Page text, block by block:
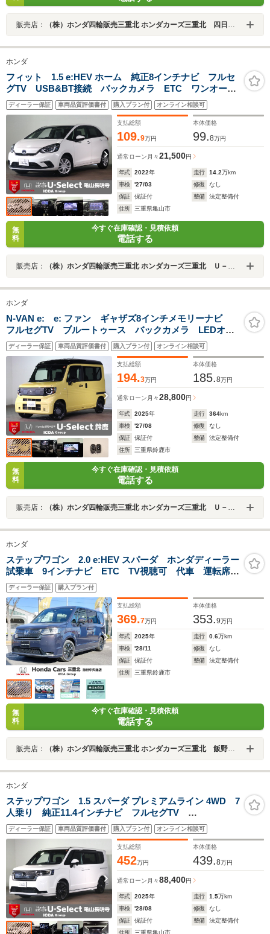
販売店： （株）ホンダ四輪販売三重北 ホンダカーズ三重北 四日市あかつき台店
ホンダ
フィット 1.5 e:HEV ホーム 純正8インチナビ フルセ
グTV USB&BT接続 バックカメラ ETC ワンオーナ
ー ホンダセンシング レーダークルーズC LEDオート
ライト インテリキー プッシュスタート ハーフレザ
ディーラー保証 車両品質評価書付 購入プラン付 オンライン相談可
支払総額
109.9万円
本体価格
99.8万円
通常ローン 月々21,500円
年式 2022年 走行 14.2万km
車検
'27/03 修復
なし
保証
保証付 整備
法定整備付
住所
三重県亀山市
無
料
今すぐ在庫確認・見積依頼
電話する
販売店： （株）ホンダ四輪販売三重北 ホンダカーズ三重北 Ｕ－Ｓｅｌｅｃｔ亀山長明寺
ホンダ
N-VAN e: e: ファン ギャザズ8インチメモリーナビ
フルセグTV ブルートゥース バックカメラ LEDオー
トライト オートハイビーム シートヒーター ホンダ
センシング 禁煙車 パーキングセンサー スマートキ
ディーラー保証 車両品質評価書付 購入プラン付 オンライン相談可
支払総額
194.3万円
本体価格
185.8万円
通常ローン 月々28,800円
年式 2025年 走行 364km
車検
'27/08 修復
なし
保証
保証付 整備
法定整備付
住所
三重県鈴鹿市
無
料
今すぐ在庫確認・見積依頼
電話する
販売店： （株）ホンダ四輪販売三重北 ホンダカーズ三重北 Ｕ－Ｓｅｌｅｃｔ鈴鹿
ホンダ
ステップワゴン 2.0 e:HEV スパーダ ホンダディーラー
試乗車 9インチナビ ETC TV視聴可 代車 運転席助
手席シートヒーター トリプルゾーンエアコンディショ
ナー 16インチアルミホイール 全列USBチャージャ
ー パワーテールゲート
ディーラー保証 購入プラン付
支払総額
369.7万円
本体価格
353.9万円
年式 2025年 走行 0.6万km
車検
'28/11 修復
なし
保証
保証付 整備
法定整備付
住所
三重県鈴鹿市
無
料
今すぐ在庫確認・見積依頼
電話する
販売店： （株）ホンダ四輪販売三重北 ホンダカーズ三重北 飯野中央通店
ホンダ
ステップワゴン 1.5 スパーダ プレミアムライン 4WD 7
人乗り 純正11.4インチナビ フルセグTV
USB&BT&HDMI接続 マルチビューカメラ 純正フリッ
プダウンモニター ワンオーナー ホンダセンシング
ブラインドスポットモニター 禁煙車
ディーラー保証 車両品質評価書付 購入プラン付 オンライン相談可
支払総額
452万円
本体価格
439.8万円
通常ローン 月々88,400円
年式 2025年 走行 1.5万km
車検
'28/08 修復
なし
保証
保証付 整備
法定整備付
住所
三重県亀山市